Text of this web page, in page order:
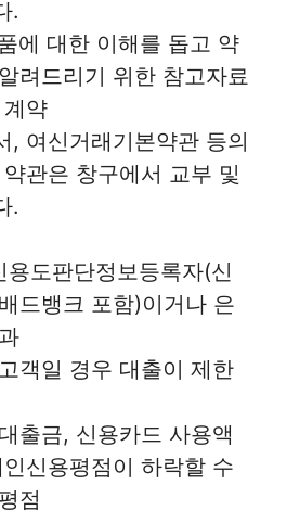
.
에 대한 이해를 돕고 약
려드리기 위한 참고자료
약
, 여신거래기본약관 등의
관은 창구에서 교부 및
.
도판단정보등록자(신
드뱅크 포함)이거나 은
객일 경우 대출이 제한
출금, 신용카드 사용액
신용평점이 하락할 수
점